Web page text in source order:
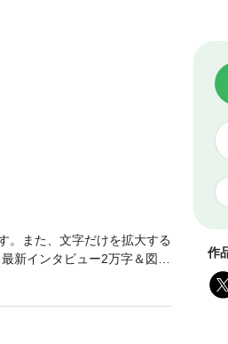
作
。また、文字だけを拡大する
新インタビュー2万字＆図版
力した決定版！衝撃のデビ
本最古で最大の老舗マンガ